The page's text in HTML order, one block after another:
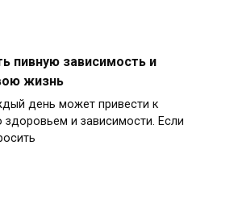
пивную зависимость и
жизнь
день может привести к
и зависимости. Если